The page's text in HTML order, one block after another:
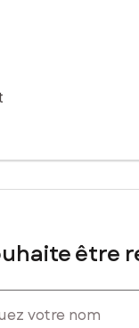
être
votre nom